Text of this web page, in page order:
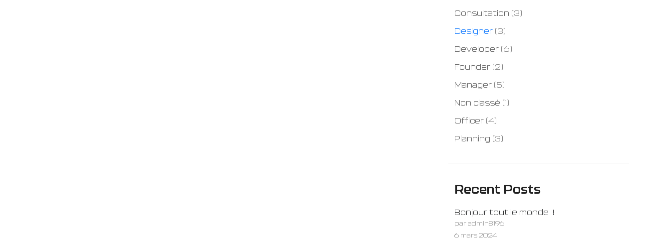
Consultation (3)
Designer (3)
Developer (6)
Founder (2)
Manager (5)
Non classé (1)
Officer (4)
Planning (3)
Recent Posts
Bonjour tout le monde !
par admin8196
6 mars 2024